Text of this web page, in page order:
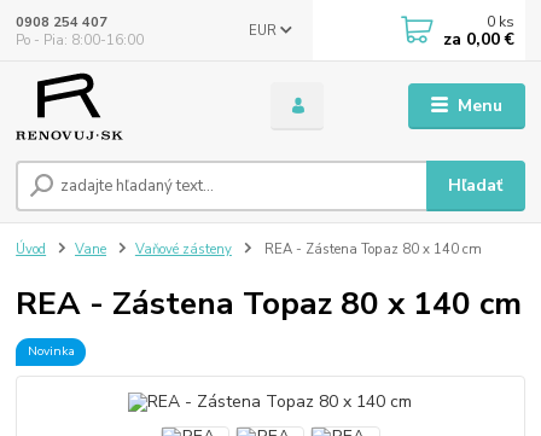
Menu
EUR
Hľadať
0908 254 407
Po - Pia: 8:00-16:00
0 ks
za 0,00 €
Úvod Vane Vaňové zásteny REA - Zástena Topaz 80 x 140 cm
REA - Zástena Topaz 80 x 140 cm
Novinka